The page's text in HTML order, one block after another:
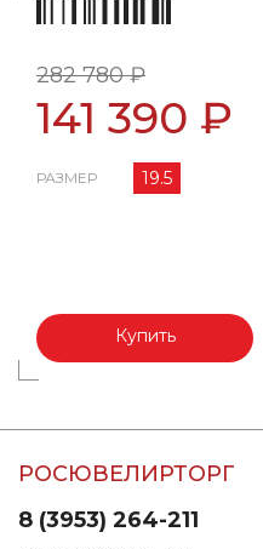
282 780 ₽
141 390 ₽
РАЗМЕР 19.5
Купить
РОСЮВЕЛИРТОРГ
8 (3953) 264-211